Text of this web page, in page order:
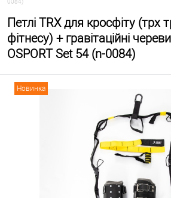
0084)
Петлі TRX для кросфіту (трх
фітнесу) + гравітаційні
OSPORT Set 54 (n-0084)
Новинка